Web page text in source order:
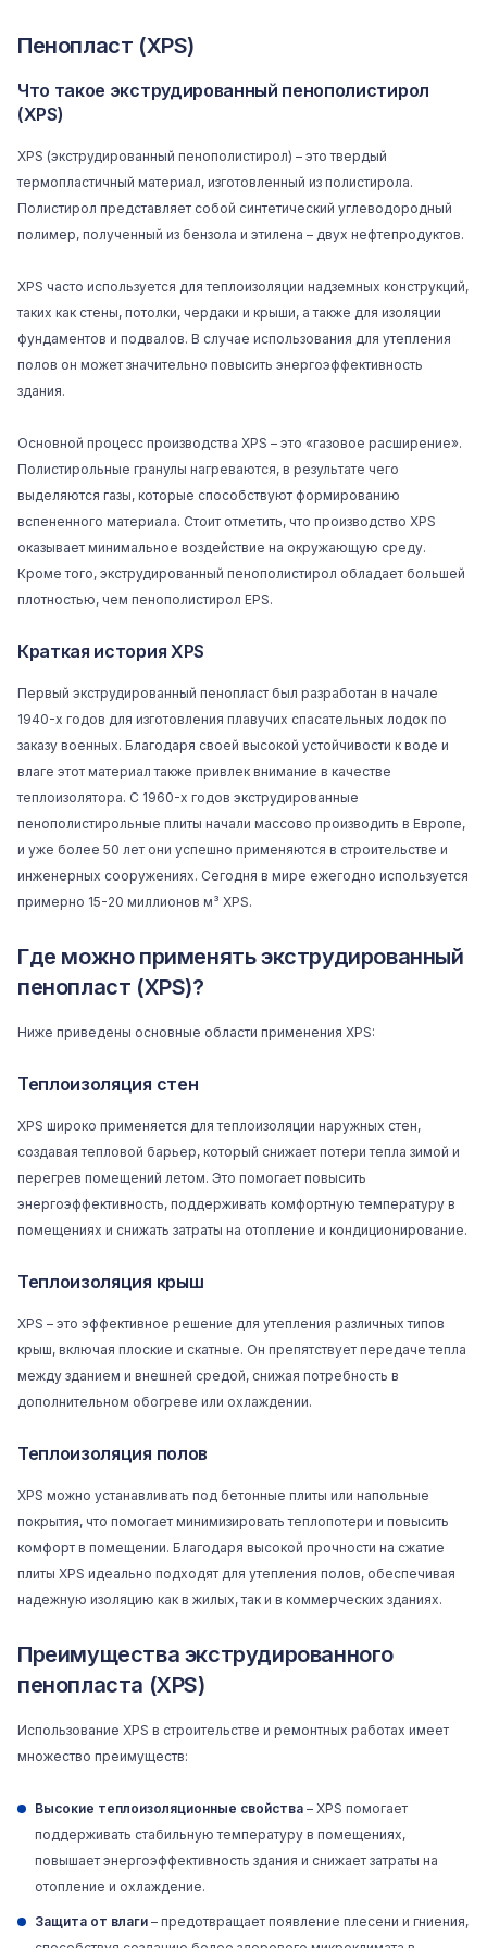
Пенопласт (XPS)
Что такое экструдированный пенополистирол
(XPS)
XPS (экструдированный пенополистирол) – это твердый
термопластичный материал, изготовленный из полистирола.
Полистирол представляет собой синтетический углеводородный
полимер, полученный из бензола и этилена – двух нефтепродуктов.
XPS часто используется для теплоизоляции надземных конструкций,
таких как стены, потолки, чердаки и крыши, а также для изоляции
фундаментов и подвалов. В случае использования для утепления
полов он может значительно повысить энергоэффективность
здания.
Основной процесс производства XPS – это «газовое расширение».
Полистирольные гранулы нагреваются, в результате чего
выделяются газы, которые способствуют формированию
вспененного материала. Стоит отметить, что производство XPS
оказывает минимальное воздействие на окружающую среду.
Кроме того, экструдированный пенополистирол обладает большей
плотностью, чем пенополистирол EPS.
Краткая история XPS
Первый экструдированный пенопласт был разработан в начале
1940-х годов для изготовления плавучих спасательных лодок по
заказу военных. Благодаря своей высокой устойчивости к воде и
влаге этот материал также привлек внимание в качестве
теплоизолятора. С 1960-х годов экструдированные
пенополистирольные плиты начали массово производить в Европе,
и уже более 50 лет они успешно применяются в строительстве и
инженерных сооружениях. Сегодня в мире ежегодно используется
примерно 15-20 миллионов м³ XPS.
Где можно применять экструдированный
пенопласт (XPS)?
Ниже приведены основные области применения XPS:
Теплоизоляция стен
XPS широко применяется для теплоизоляции наружных стен,
создавая тепловой барьер, который снижает потери тепла зимой и
перегрев помещений летом. Это помогает повысить
энергоэффективность, поддерживать комфортную температуру в
помещениях и снижать затраты на отопление и кондиционирование.
Теплоизоляция крыш
XPS – это эффективное решение для утепления различных типов
крыш, включая плоские и скатные. Он препятствует передаче тепла
между зданием и внешней средой, снижая потребность в
дополнительном обогреве или охлаждении.
Теплоизоляция полов
XPS можно устанавливать под бетонные плиты или напольные
покрытия, что помогает минимизировать теплопотери и повысить
комфорт в помещении. Благодаря высокой прочности на сжатие
плиты XPS идеально подходят для утепления полов, обеспечивая
надежную изоляцию как в жилых, так и в коммерческих зданиях.
Преимущества экструдированного
пенопласта (XPS)
Использование XPS в строительстве и ремонтных работах имеет
множество преимуществ:
Высокие теплоизоляционные свойства – XPS помогает
поддерживать стабильную температуру в помещениях,
повышает энергоэффективность здания и снижает затраты на
отопление и охлаждение.
Защита от влаги – предотвращает появление плесени и гниения,